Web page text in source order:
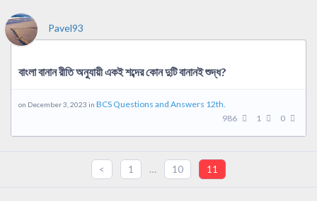
Pavel93
বাংলা বানান রীতি অনুযায়ী একই শব্দের কোন দুটি বানানই শুদ্ধ?
on December 3, 2023 in BCS Questions and Answers 12th.
986
1 0
< 1 … 10 11